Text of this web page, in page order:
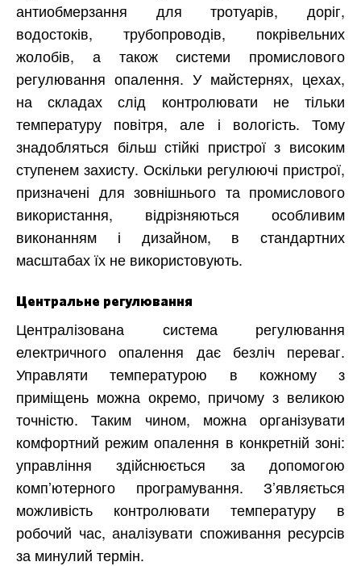
антиобмерзання для тротуарів, доріг,
водостоків, трубопроводів, покрівельних
жолобів, а також системи промислового
регулювання опалення. У майстернях, цехах,
на складах слід контролювати не тільки
температуру повітря, але і вологість. Тому
знадобляться більш стійкі пристрої з високим
ступенем захисту. Оскільки регулюючі пристрої,
призначені для зовнішнього та промислового
використання, відрізняються особливим
виконанням і дизайном, в стандартних
масштабах їх не використовують.
Центральне регулювання
Централізована система регулювання
електричного опалення дає безліч переваг.
Управляти температурою в кожному з
приміщень можна окремо, причому з великою
точністю. Таким чином, можна організувати
комфортний режим опалення в конкретній зоні:
управління здійснюється за допомогою
комп’ютерного програмування. З’являється
можливість контролювати температуру в
робочий час, аналізувати споживання ресурсів
за минулий термін.